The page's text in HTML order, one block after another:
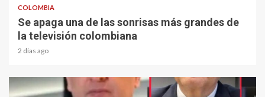
COLOMBIA
Se apaga una de las sonrisas más grandes de
la televisión colombiana
2 días ago